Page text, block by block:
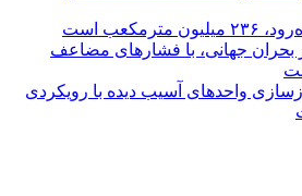
است
بحران جهانی، با فشارهای مضاعف
واحدهای آسیب دیده با رویکردی